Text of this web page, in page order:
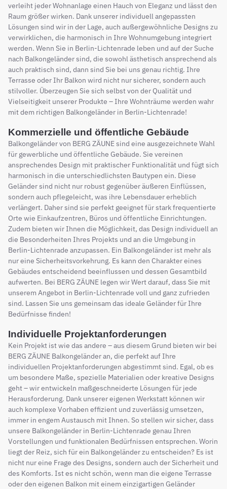
verleiht jeder Wohnanlage einen Hauch von Eleganz und lässt den
Raum größer wirken. Dank unserer individuell angepassten
Lösungen sind wir in der Lage, auch außergewöhnliche Designs zu
verwirklichen, die harmonisch in Ihre Wohnumgebung integriert
werden. Wenn Sie in Berlin-Lichtenrade leben und auf der Suche
nach Balkongeländer sind, die sowohl ästhetisch ansprechend als
auch praktisch sind, dann sind Sie bei uns genau richtig. Ihre
Terrasse oder Ihr Balkon wird nicht nur sicherer, sondern auch
stilvoller. Überzeugen Sie sich selbst von der Qualität und
Vielseitigkeit unserer Produkte – Ihre Wohnträume werden wahr
mit dem richtigen Balkongeländer in Berlin-Lichtenrade!
Kommerzielle und öffentliche Gebäude
Balkongeländer von BERG ZÄUNE sind eine ausgezeichnete Wahl
für gewerbliche und öffentliche Gebäude. Sie vereinen
ansprechendes Design mit praktischer Funktionalität und fügt sich
harmonisch in die unterschiedlichsten Bautypen ein. Diese
Geländer sind nicht nur robust gegenüber äußeren Einflüssen,
sondern auch pflegeleicht, was ihre Lebensdauer erheblich
verlängert. Daher sind sie perfekt geeignet für stark frequentierte
Orte wie Einkaufzentren, Büros und öffentliche Einrichtungen.
Zudem bieten wir Ihnen die Möglichkeit, das Design individuell an
die Besonderheiten Ihres Projekts und an die Umgebung in
Berlin-Lichtenrade anzupassen. Ein Balkongeländer ist mehr als
nur eine Sicherheitsvorkehrung. Es kann den Charakter eines
Gebäudes entscheidend beeinflussen und dessen Gesamtbild
aufwerten. Bei BERG ZÄUNE legen wir Wert darauf, dass Sie mit
unserem Angebot in Berlin-Lichtenrade voll und ganz zufrieden
sind. Lassen Sie uns gemeinsam das ideale Geländer für Ihre
Bedürfnisse finden!
Individuelle Projektanforderungen
Kein Projekt ist wie das andere – aus diesem Grund bieten wir bei
BERG ZÄUNE Balkongeländer an, die perfekt auf Ihre
individuellen Projektanforderungen abgestimmt sind. Egal, ob es
um besondere Maße, spezielle Materialien oder kreative Designs
geht – wir entwickeln maßgeschneiderte Lösungen für jede
Herausforderung. Dank unserer eigenen Werkstatt können wir
auch komplexe Vorhaben effizient und zuverlässig umsetzen,
immer in engem Austausch mit Ihnen. So stellen wir sicher, dass
unsere Balkongeländer in Berlin-Lichtenrade genau Ihren
Vorstellungen und funktionalen Bedürfnissen entsprechen. Worin
liegt der Reiz, sich für ein Balkongeländer zu entscheiden? Es ist
nicht nur eine Frage des Designs, sondern auch der Sicherheit und
des Komforts. Ist es nicht schön, wenn man die eigene Terrasse
oder den eigenen Balkon mit einem einzigartigen Geländer